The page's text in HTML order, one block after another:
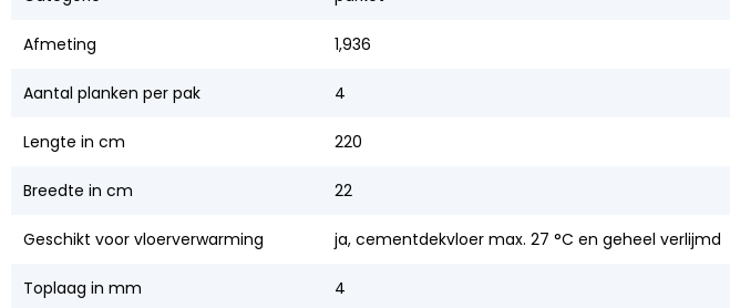
Afmeting 1,936
Aantal planken per pak 4
Lengte in cm 220
Breedte in cm 22
Geschikt voor vloerverwarming ja, cementdekvloer max. 27 °C en geheel verlijmd
Toplaag in mm 4